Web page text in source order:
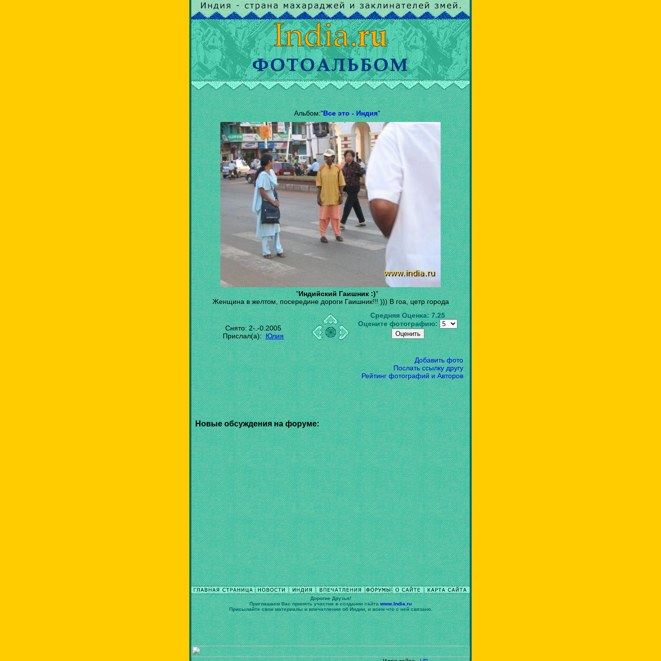
Альбом:"Все это - Индия"
"Индийский Гаишник :)"
Женщина в желтом, посередине дороги Гаишник!!! ))) В гоа, цетр города
Снято: 2-.-0.2005
Прислал(а):Юлия
Средняя Оценка:7.25
Оцените фотографию:
Новые обсуждения на форуме:
Добавить фото
Послать ссылку другу
Рейтинг фотографий и Авторов
Дорогие Друзья!
Приглашаем Вас принять участие в cоздании сайтаwww.India.ru
Присылайте свои материалы и впечатления об Индии, и всем что с ней связано.